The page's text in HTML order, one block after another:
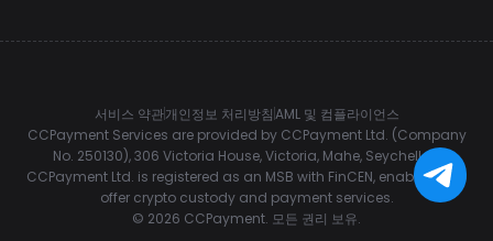
서비스 약관개인정보 처리방침AML 및 컴플라이언스
CCPayment Services are provided by CCPayment Ltd. (Company
No. 250130), 306 Victoria House, Victoria, Mahe, Seychelles.
CCPayment Ltd. is registered as an MSB with FinCEN, enabling it to
offer crypto custody and payment services.
© 2026 CCPayment. 모든 권리 보유.